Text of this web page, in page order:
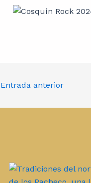
Entrada anterior